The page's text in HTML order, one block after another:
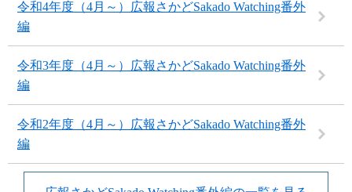
令和4年度（4月～）広報さかどSakado Watching番外
編
令和3年度（4月～）広報さかどSakado Watching番外
編
令和2年度（4月～）広報さかどSakado Watching番外
編